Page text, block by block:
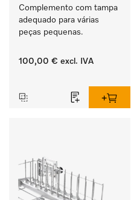
Complemento com tampa
adequado para várias
peças pequenas.
100,00 € excl. IVA